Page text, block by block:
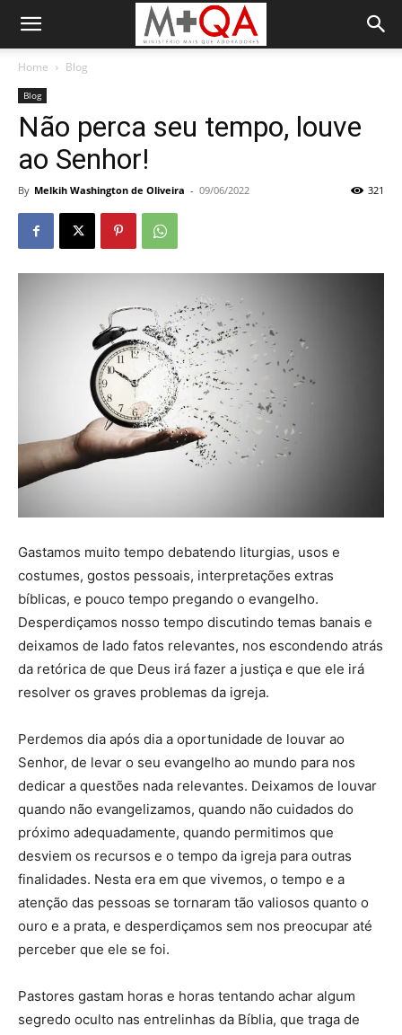
Home Blog
Blog
Não perca seu tempo, louve
ao Senhor!
By Melkih Washington de Oliveira - 09/06/2022 321
Gastamos muito tempo debatendo liturgias, usos e
costumes, gostos pessoais, interpretações extras
bíblicas, e pouco tempo pregando o evangelho.
Desperdiçamos nosso tempo discutindo temas banais e
deixamos de lado fatos relevantes, nos escondendo atrás
da retórica de que Deus irá fazer a justiça e que ele irá
resolver os graves problemas da igreja.
Perdemos dia após dia a oportunidade de louvar ao
Senhor, de levar o seu evangelho ao mundo para nos
dedicar a questões nada relevantes. Deixamos de louvar
quando não evangelizamos, quando não cuidados do
próximo adequadamente, quando permitimos que
desviem os recursos e o tempo da igreja para outras
finalidades. Nesta era em que vivemos, o tempo e a
atenção das pessoas se tornaram tão valiosos quanto o
ouro e a prata, e desperdiçamos sem nos preocupar até
perceber que ele se foi.
Pastores gastam horas e horas tentando achar algum
segredo oculto nas entrelinhas da Bíblia, que traga de